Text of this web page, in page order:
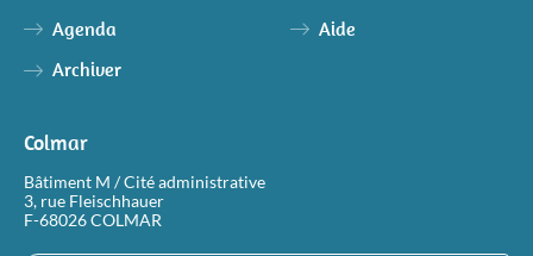
Agenda
Archiver
Aide
Colmar
Bâtiment M / Cité administrative
3, rue Fleischhauer
F-68026 COLMAR